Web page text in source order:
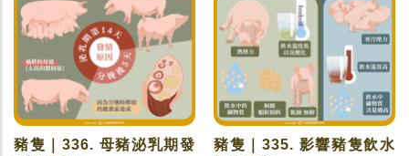
豬隻｜336. 母豬泌乳期發
豬隻｜335. 影響豬隻飲水